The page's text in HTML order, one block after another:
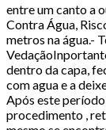
entre um canto a
Contra Água,
metros na água.-
dentro da capa,
com agua e a
Após este
procedimento ,